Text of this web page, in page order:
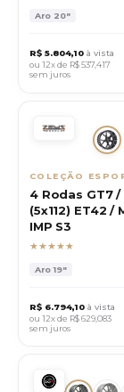
Aro 20"
R$ 5.804,10 à vista
ou 12x de R$537,417
sem juros
COLEÇÃO
4 Rodas GT7 /
(5x112) ET42 /
IMP S3
★★★★★
Aro19"
R$ 6.794,10 à vista
ou 12x de R$629,083
sem juros